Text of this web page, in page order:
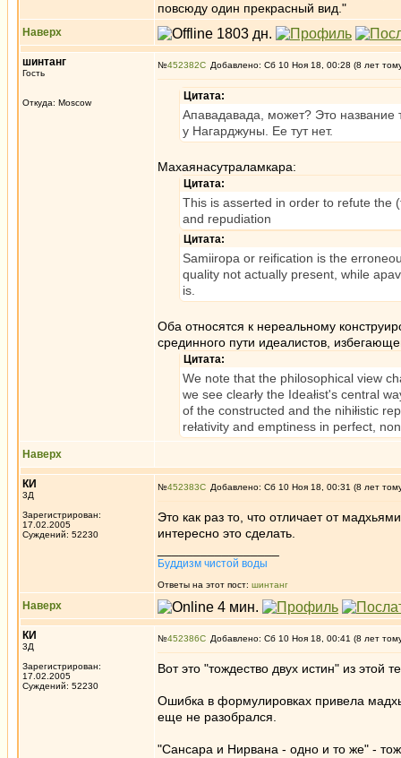
повсюду один прекрасный вид."
Наверх
шинтанг
Гость
Откуда: Moscow
№452382 Добавлено: Сб 10 Ноя 18, 00:28 (8 лет
Цитата:
Апавадавада, может? Это название
у Нагарджуны. Ее тут нет.
Махаянасутраламкара:
Цитата:
This is asserted in order to refute the
and repudiation
Цитата:
Samiiropa or reification is the
quality not actually present, while
is.
Оба относятся к нереальному
срединного пути идеалистов,
Цитата:
We note that the philosophical view
we see clearły the Ideałist's central
of the constructed and the nihiłistic
rełativity and emptiness in perfect,
Наверх
КИ
3Д
Зарегистрирован:
17.02.2005
Суждений: 52230
№452383 Добавлено: Сб 10 Ноя 18, 00:31 (8 лет
Это как раз то, что отличает от
интересно это сделать.
Буддизм чистой воды
Ответы на этот пост: шинтанг
Наверх
КИ
3Д
Зарегистрирован:
17.02.2005
Суждений: 52230
№452386 Добавлено: Сб 10 Ноя 18, 00:41 (8 лет
Вот это "тождество двух истин" из этой
Ошибка в формулировках привела
еще не разобрался.
"Сансара и Нирвана - одно и то же" -